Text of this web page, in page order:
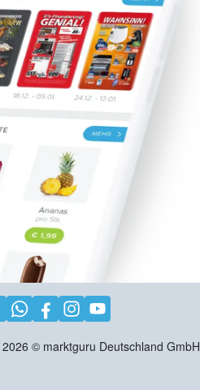
2026 © marktguru Deutschland GmbH